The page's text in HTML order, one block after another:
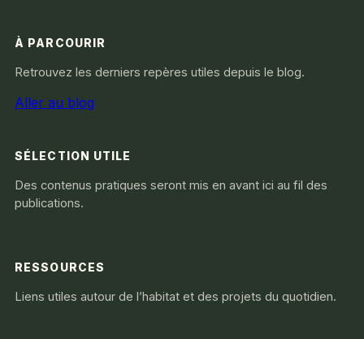
À PARCOURIR
Retrouvez les derniers repères utiles depuis le blog.
Aller au blog
SÉLECTION UTILE
Des contenus pratiques seront mis en avant ici au fil des
publications.
RESSOURCES
Liens utiles autour de l’habitat et des projets du quotidien.